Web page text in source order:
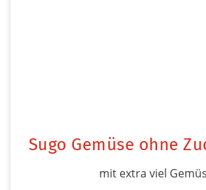
Sugo Gemüse ohne
mit extra viel